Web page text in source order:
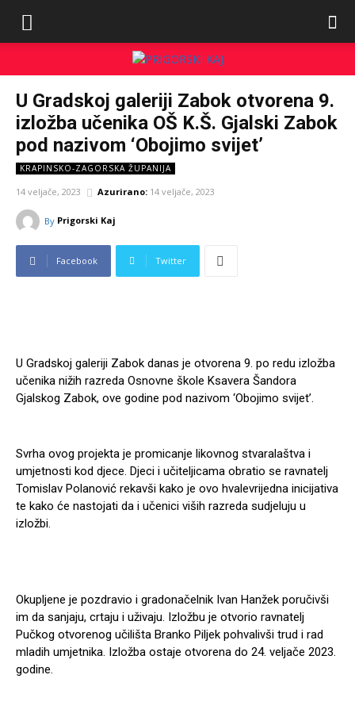
U Gradskoj galeriji Zabok otvorena 9.
izložba učenika OŠ K.Š. Gjalski Zabok
pod nazivom ‘Obojimo svijet’
KRAPINSKO-ZAGORSKA ŽUPANIJA
14 veljače, 2023 Azurirano: 14 veljače, 2023
By Prigorski Kaj
Facebook Twitter
U Gradskoj galeriji Zabok danas je otvorena 9. po redu izložba
učenika nižih razreda Osnovne škole Ksavera Šandora
Gjalskog Zabok, ove godine pod nazivom ‘Obojimo svijet’.
Svrha ovog projekta je promicanje likovnog stvaralaštva i
umjetnosti kod djece. Djeci i učiteljicama obratio se ravnatelj
Tomislav Polanović rekavši kako je ovo hvalevrijedna inicijativa
te kako će nastojati da i učenici viših razreda sudjeluju u
izložbi.
Okupljene je pozdravio i gradonačelnik Ivan Hanžek poručivši
im da sanjaju, crtaju i uživaju. Izložbu je otvorio ravnatelj
Pučkog otvorenog učilišta Branko Piljek pohvalivši trud i rad
mladih umjetnika. Izložba ostaje otvorena do 24. veljače 2023.
godine.